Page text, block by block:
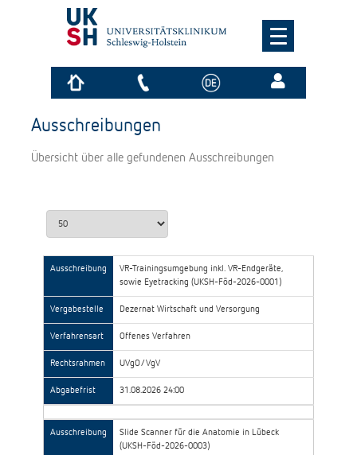
Ausschreibungen
Übersicht über alle gefundenen Ausschreibungen
Ausschreibung
VR-Trainingsumgebung inkl. VR-Endgeräte,
sowie Eyetracking (UKSH-Föd-2026-0001)
Vergabestelle Dezernat Wirtschaft und Versorgung
Verfahrensart Offenes Verfahren
Rechtsrahmen UVgO/VgV
Abgabefrist 31.08.2026 24:00
Ausschreibung
Slide Scanner für die Anatomie in Lübeck
(UKSH-Föd-2026-0003)